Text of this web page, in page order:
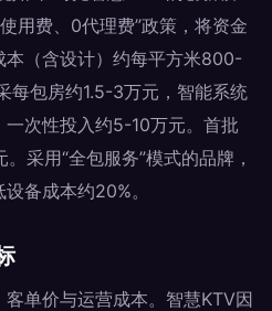
用费、0代理费”政策，将资金
本（含设计）约每平方米800-
每包房约1.5-3万元，智能系统
一次性投入约5-10万元。首批
采用“全包服务”模式的品牌，
备成本约20%。
单价与运营成本。智慧KTV因